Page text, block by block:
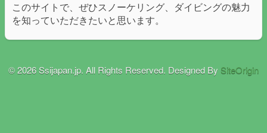
このサイトで、ぜひスノーケリング、ダイビングの魅力
を知っていただきたいと思います。
© 2026 Ssijapan.jp. All Rights Reserved. Designed By SiteOrigin